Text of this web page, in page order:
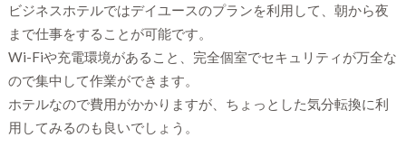
ビジネスホテルではデイユースのプランを利用して、朝から夜
まで仕事をすることが可能です。
Wi-Fiや充電環境があること、完全個室でセキュリティが万全な
ので集中して作業ができます。
ホテルなので費用がかかりますが、ちょっとした気分転換に利
用してみるのも良いでしょう。